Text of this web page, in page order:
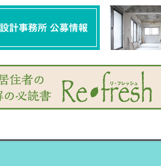
年始休業のお知らせ
ミナー】千葉セミナー開催
会Instagram開設のお知らせ
ミナー】横浜セミナー開催